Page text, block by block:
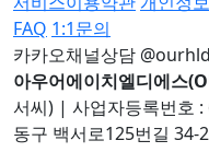
FAQ 1:1문의
카카오채널상담
아우어에이치엘디에스
서씨) | 사업자등록번호
동구 백서로125번길 34-